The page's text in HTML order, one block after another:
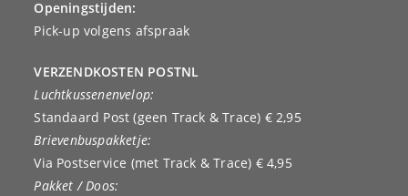
Openingstijden:
Pick-up volgens afspraak
VERZENDKOSTEN POSTNL
Luchtkussenenvelop:
Standaard Post (geen Track & Trace) € 2,95
Brievenbuspakketje:
Via Postservice (met Track & Trace) € 4,95
Pakket / Doos: